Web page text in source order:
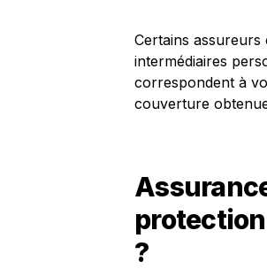
Certains assureurs
intermédiaires
correspondent à
couverture
?